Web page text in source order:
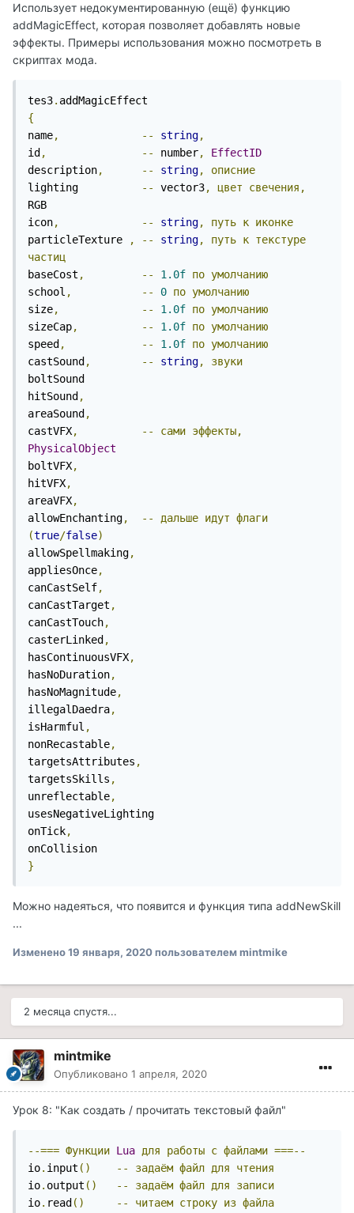
Использует недокументированную (ещё) функцию
addMagicEffect, которая позволяет добавлять новые
эффекты. Примеры использования можно посмотреть в
скриптах мода.
tes3.
{
name, -- string,
id , -- number,
EffectID
description, -- string,
описние
lighting
-- vector3, цвет
свечения,
RGB
icon, -- string, путь к иконке
particleTexture
, -- string, путь к текстуре
частиц
baseCost , -- 1.0f по умолчанию
school , -- 0 по умолчанию
size, -- 1.0f по умолчанию
sizeCap, -- 1.0f по умолчанию
speed , -- 1.0f по умолчанию
castSound , -- string,
звуки
boltSound
hitSound ,
areaSound ,
castVFX, -- сами эффекты,
PhysicalObject
boltVFX,
hitVFX,
areaVFX,
allowEnchanting, -- дальше идут флаги
(true/false)
allowSpellmaking,
appliesOnce,
canCastSelf,
canCastTarget ,
canCastTouch,
casterLinked ,
hasContinuousVFX,
hasNoDuration,
hasNoMagnitude,
illegalDaedra,
isHarmful ,
nonRecastable,
targetsAttributes ,
targetsSkills ,
unreflectable,
usesNegativeLighting
onTick,
}
Можно надеяться, что появится и функция типа addNewSkill
...
Изменено19 января, 2020пользователем mintmike
2 месяца спустя...
mintmike
Опубликовано 1 апреля, 2020
Урок 8: "Как создать / прочитать текстовый файл"
--=== Функции Lua для работы с файлами ===--
io. input () -- задаём файл для
чтения
io. output () -- задаём файл для
записи
io. read () -- читаем строку из файла